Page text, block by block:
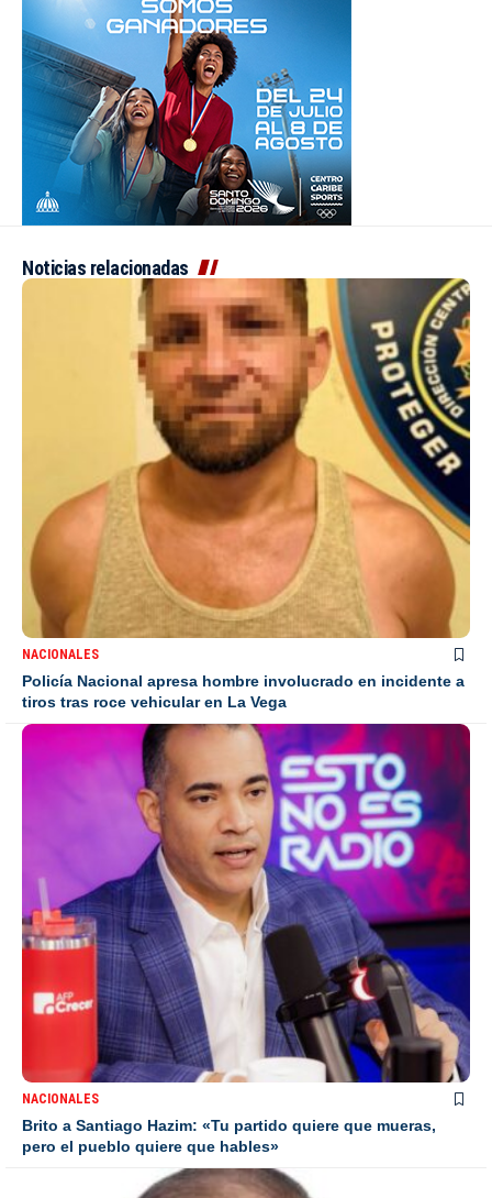
Noticias relacionadas
NACIONALES
Policía Nacional apresa hombre involucrado en incidente a
tiros tras roce vehicular en La Vega
NACIONALES
Brito a Santiago Hazim: «Tu partido quiere que mueras,
pero el pueblo quiere que hables»